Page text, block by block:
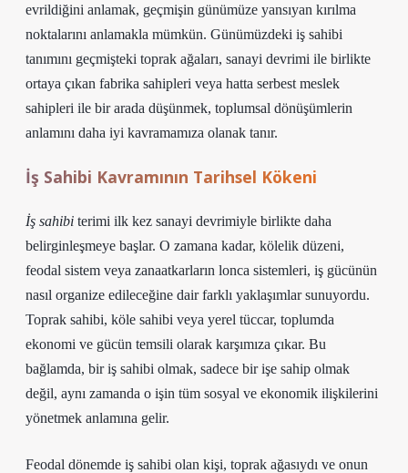
evrildiğini anlamak, geçmişin günümüze yansıyan kırılma
noktalarını anlamakla mümkün. Günümüzdeki iş sahibi
tanımını geçmişteki toprak ağaları, sanayi devrimi ile birlikte
ortaya çıkan fabrika sahipleri veya hatta serbest meslek
sahipleri ile bir arada düşünmek, toplumsal dönüşümlerin
anlamını daha iyi kavramamıza olanak tanır.
İş Sahibi Kavramının Tarihsel Kökeni
İş sahibi terimi ilk kez sanayi devrimiyle birlikte daha
belirginleşmeye başlar. O zamana kadar, kölelik düzeni,
feodal sistem veya zanaatkarların lonca sistemleri, iş gücünün
nasıl organize edileceğine dair farklı yaklaşımlar sunuyordu.
Toprak sahibi, köle sahibi veya yerel tüccar, toplumda
ekonomi ve gücün temsili olarak karşımıza çıkar. Bu
bağlamda, bir iş sahibi olmak, sadece bir işe sahip olmak
değil, aynı zamanda o işin tüm sosyal ve ekonomik ilişkilerini
yönetmek anlamına gelir.
Feodal dönemde iş sahibi olan kişi, toprak ağasıydı ve onun